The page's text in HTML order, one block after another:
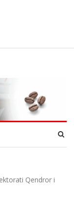
Qendror i